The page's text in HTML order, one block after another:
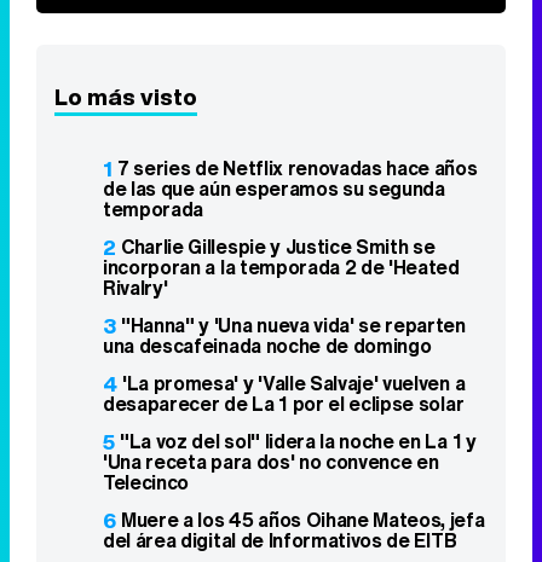
Lo más visto
1 7 series de Netflix renovadas hace años
de las que aún esperamos su segunda
temporada
2 Charlie Gillespie y Justice Smith se
incorporan a la temporada 2 de 'Heated
Rivalry'
3 "Hanna" y 'Una nueva vida' se reparten
una descafeinada noche de domingo
4 'La promesa' y 'Valle Salvaje' vuelven a
desaparecer de La 1 por el eclipse solar
5 "La voz del sol" lidera la noche en La 1 y
'Una receta para dos' no convence en
Telecinco
6 Muere a los 45 años Oihane Mateos, jefa
del área digital de Informativos de EITB